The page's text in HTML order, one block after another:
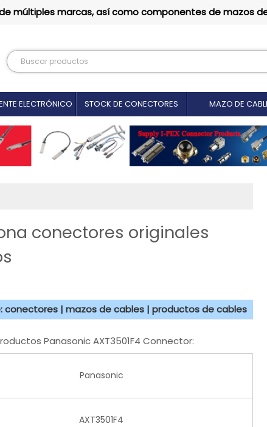
múltiples marcas, así como componentes de mazos de
ELECTRÓNICO STOCK DE CONECTORES MAZO DE
conectores originales
conectores | mazos de cables | productos de cables
Panasonic AXT3501F4 Connector:
Panasonic
AXT3501F4